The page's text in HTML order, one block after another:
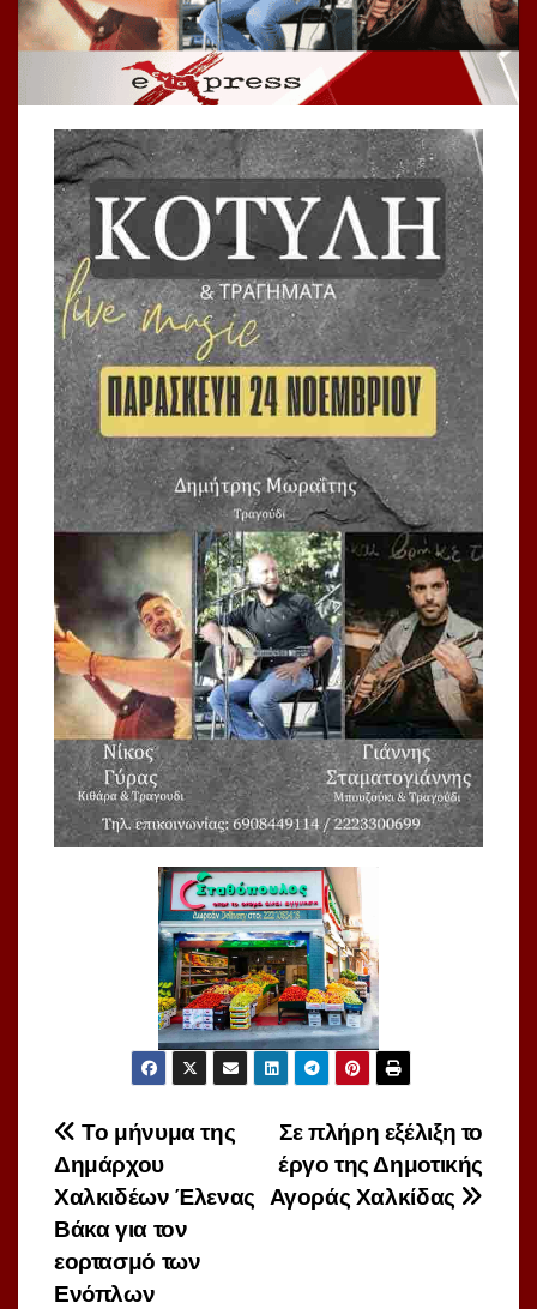
Πλοήγηση
άρθρων
Σε πλήρη εξέλιξη το
έργο της Δημοτικής
Αγοράς Χαλκίδας
To μήνυμα της
Δημάρχου
Χαλκιδέων Έλενας
Βάκα για τον
εορτασμό των
Ενόπλων